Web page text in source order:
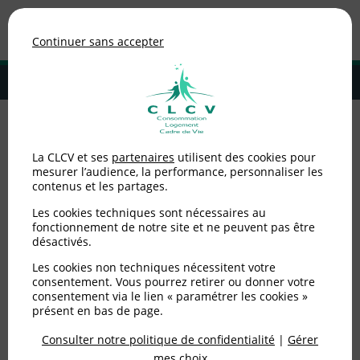
MENU
Adhérer à la CLCV
lettre de la CLCV à l'Autorité de la concurrence
Tarif réglementé de
l'électricité : lettre de la
CLCV à l'Autorité de la
concurrence
Publié le06/01/2025(mis à jour le09/01/2025)
Continuer sans accepter
La CLCV et ses partenaires utilisent des cookies pour
mesurer l’audience, la performance, personnaliser les
contenus et les partages.
Les cookies techniques sont nécessaires au
fonctionnement de notre site et ne peuvent pas être
désactivés.
Les cookies non techniques nécessitent votre
consentement. Vous pourrez retirer ou donner votre
consentement via le lien « paramétrer les cookies »
présent en bas de page.
Consulter notre politique de confidentialité | Gérer